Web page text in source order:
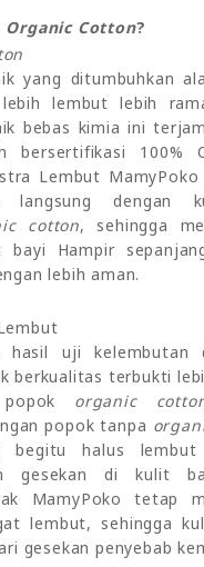
Organic Cotton?
yang ditumbuhkan
lembut lebih
bebas kimia ini
bersertifikasi 100%
Lembut
langsung dengan
cotton, sehingga
bayi Hampir
lebih aman.
hasil uji kelembutan
berkualitas terbukti
popok organic
popok tanpa
begitu halus lembut
gesekan di kulit
MamyPoko tetap
lembut, sehingga
gesekan penyebab